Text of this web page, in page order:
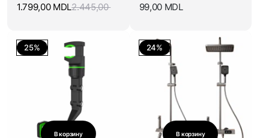
2.445,00
1.799,00 MDL
99,00 MDL
25%
В корзину
24%
В корзину